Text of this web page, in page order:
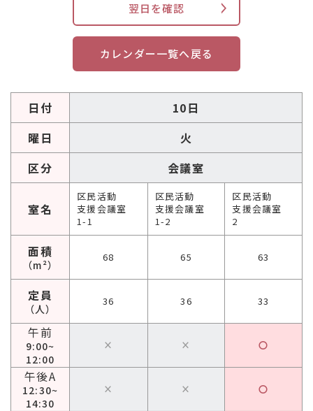
翌日を確認
カレンダー一覧へ戻る
日付
10日
曜日
火
区分
会議室
室名
区民活動
支援会議室
1-1
区民活動
支援会議室
1-2
区民活動
支援会議室
2
面積
（m²）
68 65 63
定員
（人）
36 36 33
午前
9:00~
12:00
× × 〇
午後A
12:30~
14:30
× × 〇